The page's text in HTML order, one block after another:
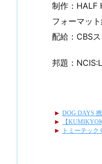
制作：HALF
フォーマッ
配給：CBS
邦題：